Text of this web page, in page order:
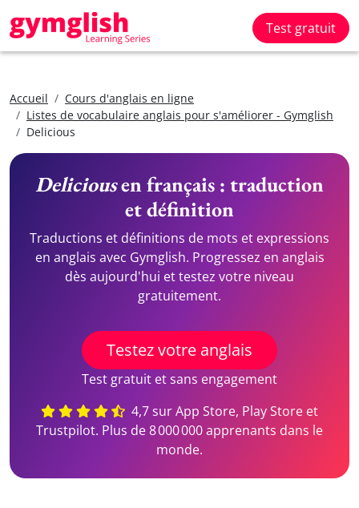
Test gratuit
Accueil
Cours d'anglais en ligne
Listes de vocabulaire anglais pour s'améliorer - Gymglish
Delicious
Deliciousen français : traduction
et définition
Traductions et définitions de mots et expressions
en anglais avec Gymglish. Progressez en anglais
dès aujourd'hui et testez votre niveau
gratuitement.
Testez votre anglais
Test gratuit et sans engagement
4,7 sur App Store, Play Store et
Trustpilot. Plus de 8 000 000 apprenants dans le
monde.